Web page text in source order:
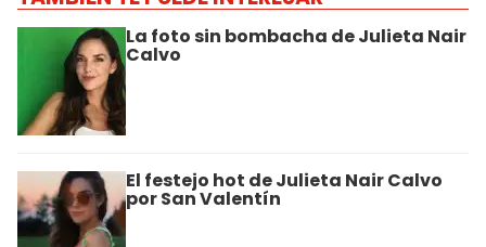
La foto sin bombacha de Julieta Nair
Calvo
El festejo hot de Julieta Nair Calvo
por San Valentín